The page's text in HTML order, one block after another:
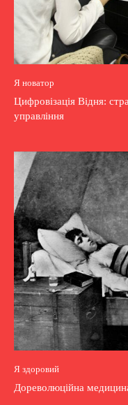
Я новатор
Цифровізація Відня:
управління
Я здоровий
Дореволюційна